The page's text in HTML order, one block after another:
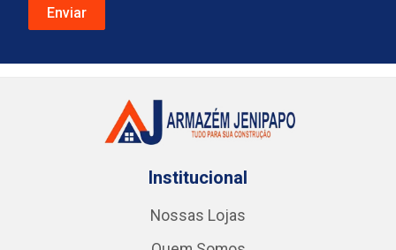
Institucional
Nossas Lojas